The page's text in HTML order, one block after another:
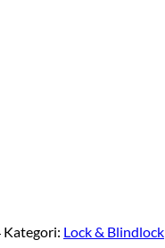
Kategori: Lock & Blindlock